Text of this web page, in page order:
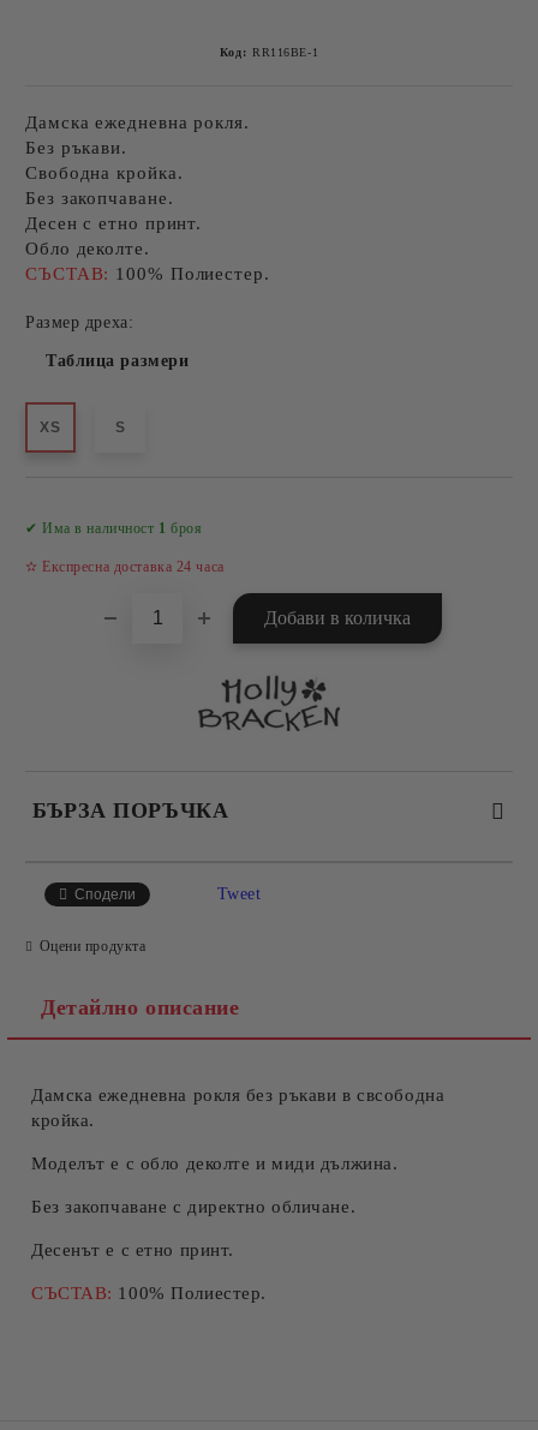
Код: RR116BE-1
Дамска ежедневна рокля.
Без ръкави.
Свободна кройка.
Без закопчаване.
Десен с етно принт.
Обло деколте.
СЪСТАВ: 100% Полиестер.
Размер дреха:
Таблица размери
XS S
✔ Има в наличност 1 броя
✫ Експресна доставка 24 часа
БЪРЗА ПОРЪЧКА
Съгласен съм сПолитиката за лични данни
Сподели Tweet
Оцени продукта
Детайлно описание
Дамска ежедневна рокля без ръкави в свсободна
кройка.
Моделът е с обло деколте и миди дължина.
Без закопчаване с директно обличане.
Десенът е с етно принт.
СЪСТАВ: 100% Полиестер.